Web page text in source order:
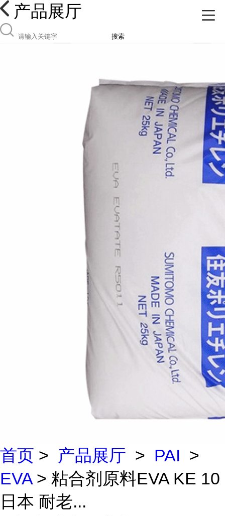
产品展厅
搜索
首页 > 产品展厅 > PAI >
EVA> 粘合剂原料EVA KE 10
日本 耐老...